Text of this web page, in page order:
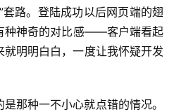
路。登陆成功以后网页端的翅
种神奇的对比感——客户端看起
明明白白，一度让我怀疑开发
那种一不小心就点错的情况。